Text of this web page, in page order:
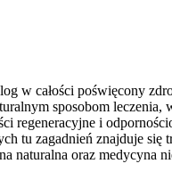
w całości poświęcony
sposobom leczenia,
regeneracyjne i
tu zagadnień znajduje się
naturalna oraz medycyna